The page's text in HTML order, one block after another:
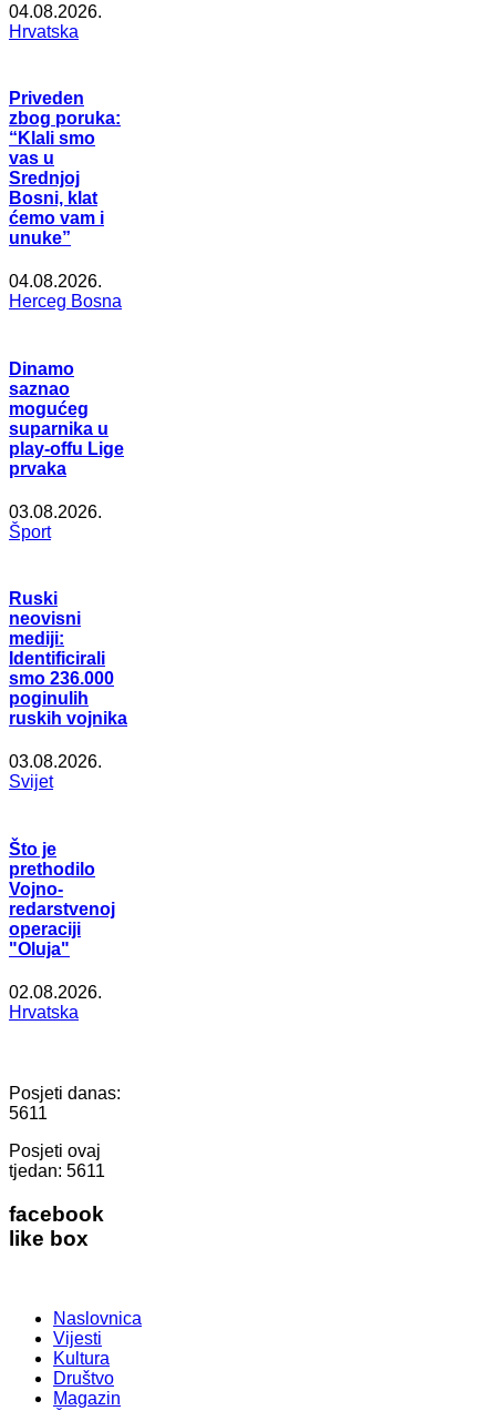
04.08.2026.
Hrvatska
Priveden
zbog poruka:
“Klali smo
vas u
Srednjoj
Bosni, klat
ćemo vam i
unuke”
04.08.2026.
Herceg Bosna
Dinamo
saznao
mogućeg
suparnika u
play-offu Lige
prvaka
03.08.2026.
Šport
Ruski
neovisni
mediji:
Identificirali
smo 236.000
poginulih
ruskih vojnika
03.08.2026.
Svijet
Što je
prethodilo
Vojno-
redarstvenoj
operaciji
"Oluja"
02.08.2026.
Hrvatska
Posjeti danas:
5611
Posjeti ovaj
tjedan: 5611
facebook
like box
Naslovnica
Vijesti
Kultura
Društvo
Magazin